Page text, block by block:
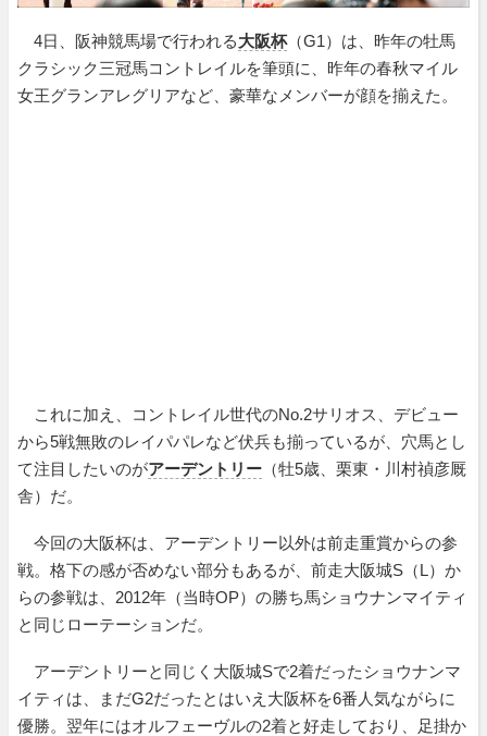
4日、阪神競馬場で行われる大阪杯（G1）は、昨年の牡馬
クラシック三冠馬コントレイルを筆頭に、昨年の春秋マイル
女王グランアレグリアなど、豪華なメンバーが顔を揃えた。
これに加え、コントレイル世代のNo.2サリオス、デビュー
から5戦無敗のレイパパレなど伏兵も揃っているが、穴馬とし
て注目したいのがアーデントリー （牡5歳、栗東・川村禎彦厩
舎）だ。
今回の大阪杯は、アーデントリー以外は前走重賞からの参
戦。格下の感が否めない部分もあるが、前走大阪城S（L）か
らの参戦は、2012年（当時OP）の勝ち馬ショウナンマイティ
と同じローテーションだ。
アーデントリーと同じく大阪城Sで2着だったショウナンマ
イティは、まだG2だったとはいえ大阪杯を6番人気ながらに
優勝。翌年にはオルフェーヴルの2着と好走しており、足掛か